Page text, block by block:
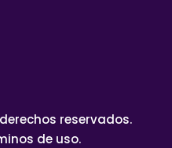
reservados.
de uso.